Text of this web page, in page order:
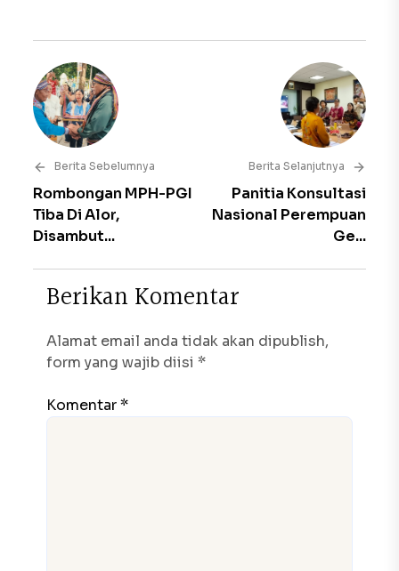
Berita Sebelumnya
Rombongan MPH-PGI
Tiba Di Alor,
Disambut...
Berita Selanjutnya
Panitia Konsultasi
Nasional Perempuan
Ge...
Berikan Komentar
Alamat email anda tidak akan dipublish,
form yang wajib diisi *
Komentar *